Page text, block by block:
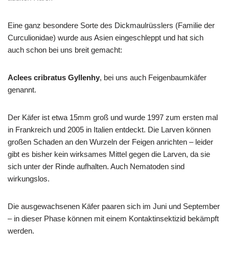
Eine ganz besondere Sorte des Dickmaulrüsslers (Familie der
Curculionidae) wurde aus Asien eingeschleppt und hat sich
auch schon bei uns breit gemacht:
Aclees cribratus Gyllenhy, bei uns auch Feigenbaumkäfer
genannt.
Der Käfer ist etwa 15mm groß und wurde 1997 zum ersten mal
in Frankreich und 2005 in Italien entdeckt. Die Larven können
großen Schaden an den Wurzeln der Feigen anrichten – leider
gibt es bisher kein wirksames Mittel gegen die Larven, da sie
sich unter der Rinde aufhalten. Auch Nematoden sind
wirkungslos.
Die ausgewachsenen Käfer paaren sich im Juni und September
– in dieser Phase können mit einem Kontaktinsektizid bekämpft
werden.